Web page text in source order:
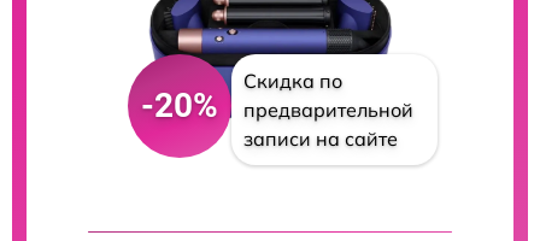
-20%
Скидка по
предварительной
записи на сайте